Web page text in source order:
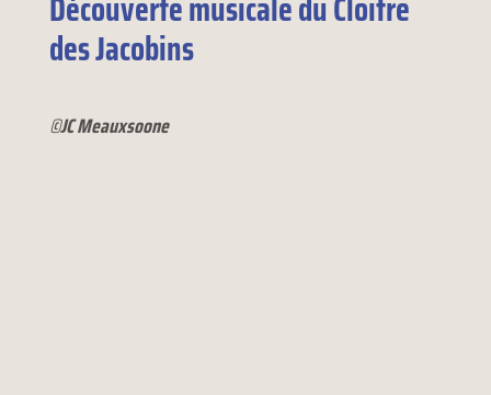
des Jacobins
©JC Meauxsoone